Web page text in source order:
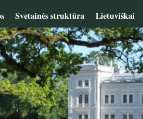
Svetainės struktūra Lietuviškai